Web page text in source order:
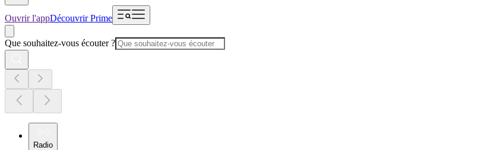
Ouvrir l'appDécouvrir Prime
Que souhaitez-vous écouter ?
Radio